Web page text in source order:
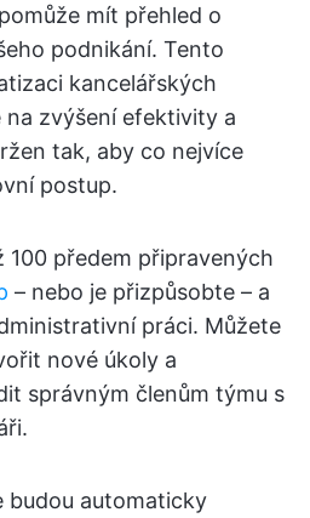
mít přehled o
podnikání. Tento
kancelářských
na zvýšení efektivity a
tak, aby co nejvíce
postup.
100 předem připravených
– nebo je přizpůsobte – a
práci. Můžete
nové úkoly a
správným členům týmu s
budou automaticky